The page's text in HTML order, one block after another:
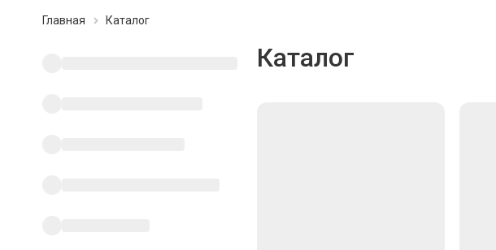
Главная Каталог
Каталог